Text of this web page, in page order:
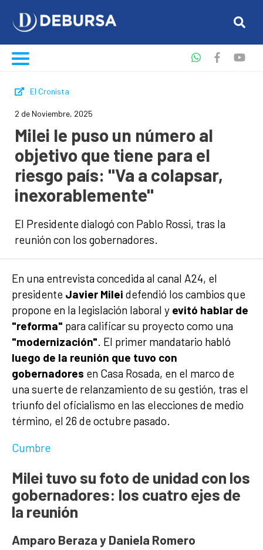
El Cronista
2 de Noviembre, 2025
Milei le puso un número al
objetivo que tiene para el
riesgo país: "Va a colapsar,
inexorablemente"
El Presidente dialogó con Pablo Rossi, tras la
reunión con los gobernadores.
En una entrevista concedida al canal A24, el
presidente Javier Milei defendió los cambios que
propone en la legislación laboral y evitó hablar de
"reforma" para calificar su proyecto como una
"modernización". El primer mandatario habló
luego de la reunión que tuvo con
gobernadores en Casa Rosada, en el marco de
una suerte de relanzamiento de su gestión, tras el
triunfo del oficialismo en las elecciones de medio
término, el 26 de octubre pasado.
Cumbre
Milei tuvo su foto de unidad con los
gobernadores: los cuatro ejes de
la reunión
Amparo Beraza y Daniela Romero